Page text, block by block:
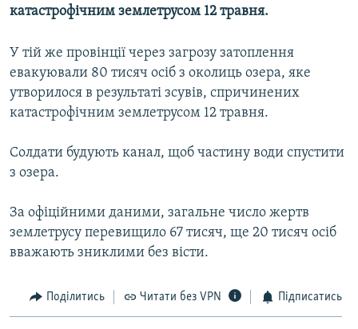
ФОТО
СПЕЦПРОЄКТИ
ПОДКАСТИ
КРИМ РЕАЛІЇ
ДОЛУЧАЙСЯ!
катастрофічним землетрусом 12 травня.
У тій же провінції через загрозу затоплення
евакуювали 80 тисяч осіб з околиць озера, яке
утворилося в результаті зсувів, спричинених
катастрофічним землетрусом 12 травня.
Солдати будують канал, щоб частину води спустити
з озера.
За офіційними даними, загальне число жертв
землетрусу перевищило 67 тисяч, ще 20 тисяч осіб
вважають зниклими без вісти.
Поділитись Читати без VPN Підписатись